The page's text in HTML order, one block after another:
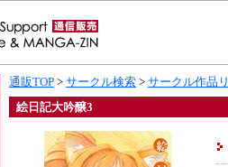
通販TOP > サークル検索 > サークル作品
絵日記大吟醸3